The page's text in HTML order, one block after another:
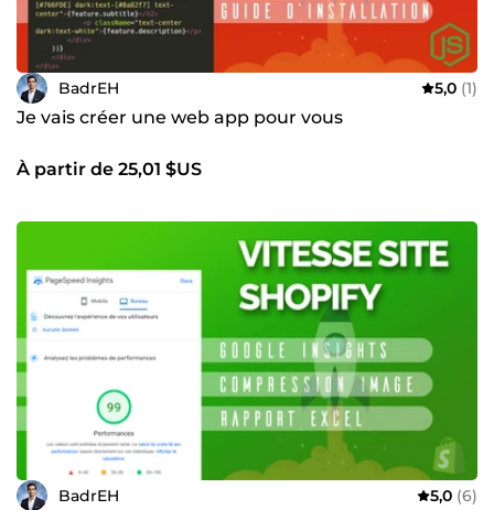
BadrEH 5,0 (1)
Je vais créer une web app pour vous
À partir de 25,01 $US
BadrEH 5,0 (6)